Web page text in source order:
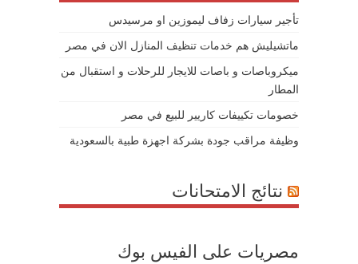
تأجير سيارات زفاف ليموزين او مرسيدس
ماتشيليش هم خدمات تنظيف المنازل الان في مصر
ميكروباصات و باصات للايجار للرحلات و استقبال من
المطار
خصومات تكييفات كاريير للبيع في مصر
وظيفة مراقب جودة بشركة اجهزة طبية بالسعودية
نتائج الامتحانات
مصريات على الفيس بوك